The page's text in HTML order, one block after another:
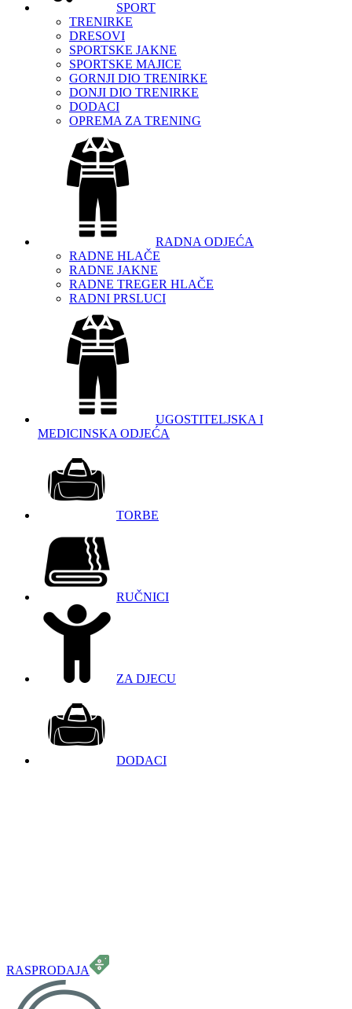
SPORT
TRENIRKE
DRESOVI
SPORTSKE JAKNE
SPORTSKE MAJICE
GORNJI DIO TRENIRKE
DONJI DIO TRENIRKE
DODACI
OPREMA ZA TRENING
RADNA ODJEĆA
RADNE HLAČE
RADNE JAKNE
RADNE TREGER HLAČE
RADNI PRSLUCI
UGOSTITELJSKA I
MEDICINSKA ODJEĆA
TORBE
RUČNICI
ZA DJECU
DODACI
RASPRODAJA